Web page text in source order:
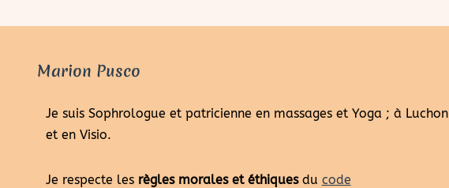
Marion Pusco
Je suis Sophrologue et patricienne en massages et Yoga ; à Luchon
et en Visio.
Je respecte les règles morales et éthiquesdu code